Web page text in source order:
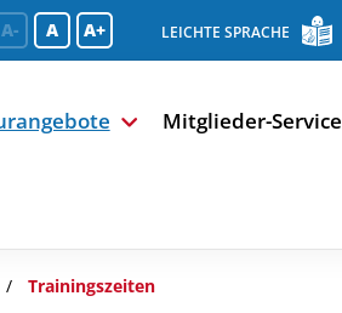
A- A A+ LEICHTE SPRACHE
Mitglieder-Service
Trainingszeiten